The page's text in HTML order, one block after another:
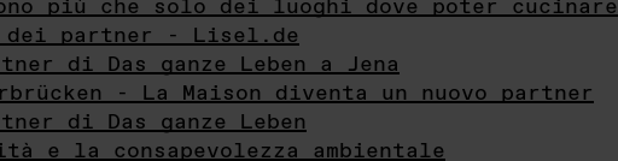
sono più che solo dei luoghi dove poter cucinare
dei partner - Lisel.de
di Das ganze Leben a Jena
- La Maison diventa un nuovo partner
di Das ganze Leben
e la consapevolezza ambientale